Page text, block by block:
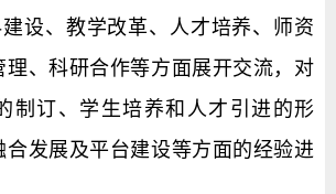
设、教学改革、人才培养、师资
理、科研合作等方面展开交流，对
制订、学生培养和人才引进的形
合发展及平台建设等方面的经验进